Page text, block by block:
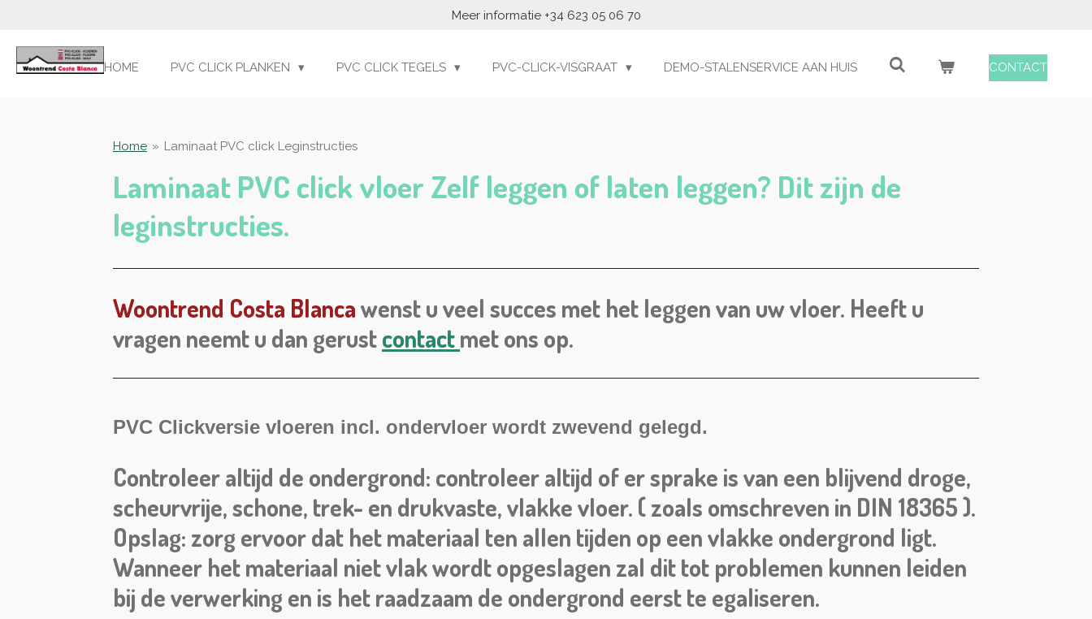
naar
de
Meer informatie +34 623 05 06 70
HOME PVC CLICK PLANKEN PVC CLICK TEGELS PVC-CLICK-VISGRAAT DEMO-STALENSERVICE AAN HUIS CONTACT
Home » Laminaat PVC click Leginstructies
Laminaat PVC click vloer Zelf leggen of laten leggen? Dit zijn de
leginstructies.
Woontrend Costa Blancawenst u veel succes met het leggen van uw vloer. Heeft u
vragen neemt u dan gerustcontactmet ons op.
PVC Clickversie vloeren incl. ondervloer wordt zwevend gelegd.
Controleer altijd de ondergrond: controleer altijd of er sprake is van een blijvend droge,
scheurvrije, schone, trek- en drukvaste, vlakke vloer. ( zoals omschreven in DIN 18365 ).
Opslag: zorg ervoor dat het materiaal ten allen tijden op een vlakke ondergrond ligt.
Wanneer het materiaal niet vlak wordt opgeslagen zal dit tot problemen kunnen leiden
bij de verwerking en is het raadzaam de ondergrond eerst te egaliseren.